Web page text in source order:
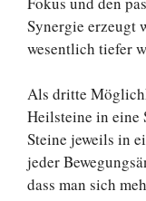
Synergie erzeugt
wesentlich tiefer
Als dritte
Heilsteine in eine
Steine jeweils in
jeder
dass man sich